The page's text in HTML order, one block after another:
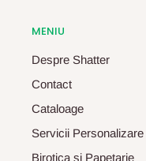
MENIU
Despre Shatter
Contact
Cataloage
Servicii Personalizare
Birotica si Papetarie